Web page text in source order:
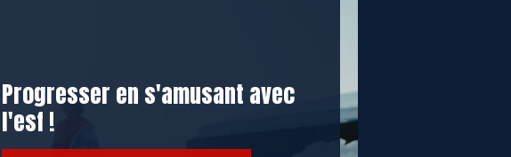
Progresser en s'amusant avec
l'esf !